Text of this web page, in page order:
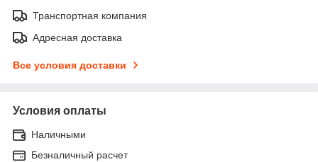
Транспортная компания
Адресная доставка
Все условия доставки
Условия оплаты
Наличными
Безналичный расчет